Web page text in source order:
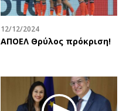
12/12/2024
ΑΠΟΕΛ Θρύλος πρόκριση!